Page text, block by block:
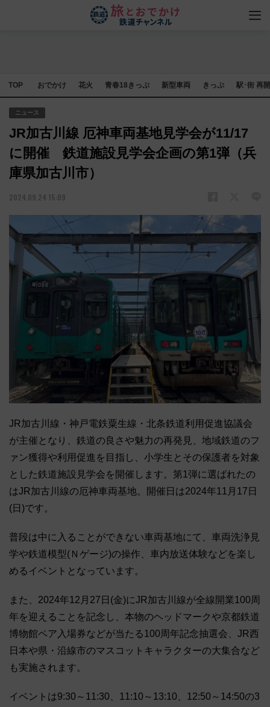
TOP おでかけ 花火 青春18きっぷ 新型車両 きっぷ 駅･街 再
ニュース
JR加古川線 厄神車両基地見学会が11/17
に開催 鉄道施設見学会企画の第1弾（兵
庫県加古川市）
2024.09.24 15:09
JR加古川線・神戸電鉄粟生線・北条鉄道利用促進協議会
が主催となり、鉄道の良さや魅力の再発見、地域鉄道のフ
ァン獲得や利用促進を目指し、小学生とその保護者を対象
とした鉄道施設見学会を開催します。第1弾に選ばれたの
はJR加古川線の厄神車両基地。開催日は2024年11月17日
(日)です。
普段は中に入ることができない車両基地にて、車両洗浄見
学や鉄道模型(Ｎゲージ)の操作、車内放送体験などを楽し
めるイベントとなっています。
また、2024年12月27日(金)にJR加古川線が全線開業100周
年を迎えることを記念し、本物のヘッドマークや京都鉄道
博物館ペア入場券などが当たる100周年記念抽選会、JR西
日本や県・沿線市のマスコットキャラクターの大集合など
も実施されます。
イベントは9:30～11:30、11:10～13:10、12:50～14:50の3